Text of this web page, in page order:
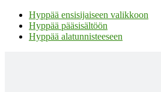
Hyppää ensisijaiseen valikkoon
Hyppää pääsisältöön
Hyppää alatunnisteeseen